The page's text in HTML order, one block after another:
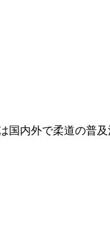
国内外で柔道の普